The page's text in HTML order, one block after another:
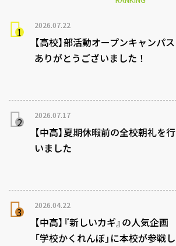
2026.07.22
【高校】部活動オープンキャンパス
ありがとうございました！
2026.07.17
【中高】夏期休暇前の全校朝礼を行
いました
2026.04.22
【中高】『新しいカギ』の人気企画
「学校かくれんぼ」に本校が参戦し